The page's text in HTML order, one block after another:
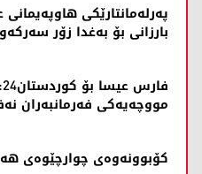
پەرلەمانتارێکی
بارزانی بۆ بەغدا زۆر
مووچەیەکی فەرمانبەران
کۆبوونەوەی چوارچێوەی